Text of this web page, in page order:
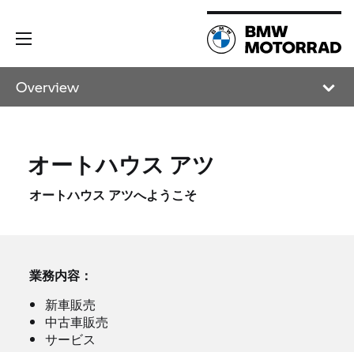
Overview
オートハウス アツ
オートハウス アツへようこそ
業務内容：
新車販売
中古車販売
サービス